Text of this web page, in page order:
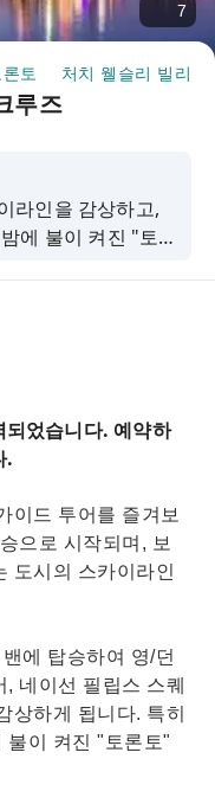
7
론토 처치 웰슬리 빌리지
루즈
라인을 감상하고,
에 불이 켜진 "토
되었습니다. 예약하
.
이드 투어를 즐겨보
으로 시작되며, 보
도시의 스카이라인
에 탑승하여 영/던
네이선 필립스 스퀘
상하게 됩니다. 특히
불이 켜진 "토론토"